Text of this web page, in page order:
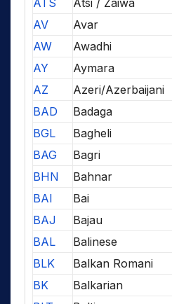
ATS
Atsi / Zaiwa
AV
Avar
AW
Awadhi
AY
Aymara
AZ
Azeri/Azerbaijani
BAD
Badaga
BGL
Bagheli
BAG
Bagri
BHN
Bahnar
BAI
Bai
BAJ
Bajau
BAL
Balinese
BLK
Balkan Romani
BK
Balkarian